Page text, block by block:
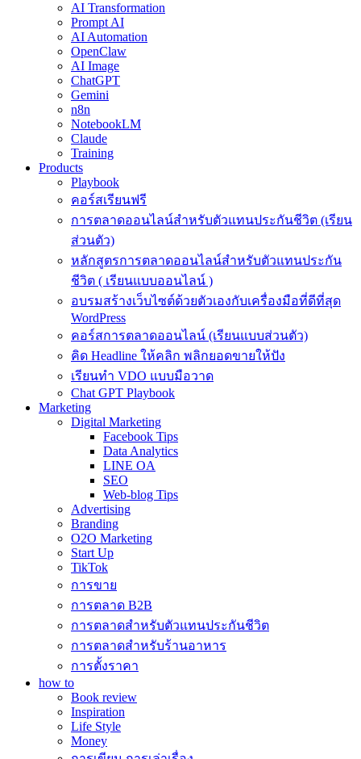
AI Transformation
Prompt AI
AI Automation
OpenClaw
AI Image
ChatGPT
Gemini
n8n
NotebookLM
Claude
Training
Products
Playbook
คอร์สเรียนฟรี
การตลาดออนไลน์สำหรับตัวแทนประกันชีวิต (เรียน
ส่วนตัว)
หลักสูตรการตลาดออนไลน์สำหรับตัวแทนประกัน
ชีวิต ( เรียนแบบออนไลน์ )
อบรมสร้างเว็บไซต์ด้วยตัวเองกับเครื่องมือที่ดีที่สุด
WordPress
คอร์สการตลาดออนไลน์ (เรียนแบบส่วนตัว)
คิด Headline ให้คลิก พลิกยอดขายให้ปัง
เรียนทำ VDO แบบมือวาด
Chat GPT Playbook
Marketing
Digital Marketing
Facebook Tips
Data Analytics
LINE OA
SEO
Web-blog Tips
Advertising
Branding
O2O Marketing
Start Up
TikTok
การขาย
การตลาด B2B
การตลาดสำหรับตัวแทนประกันชีวิต
การตลาดสำหรับร้านอาหาร
การตั้งราคา
how to
Book review
Inspiration
Life Style
Money